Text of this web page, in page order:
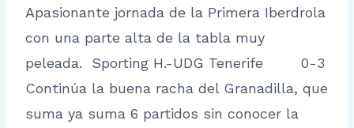
Apasionante jornada de la Primera Iberdrola
con una parte alta de la tabla muy
peleada. Sporting H.-UDG Tenerife 0-3
Continúa la buena racha del Granadilla, que
suma ya suma 6 partidos sin conocer la